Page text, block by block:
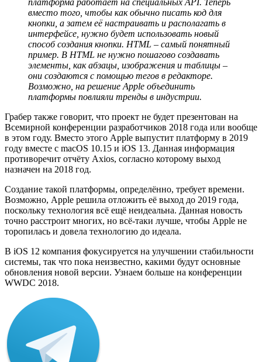
платформа работает на специальных API. Теперь
вместо того, чтобы как обычно писать код для
кнопки, а затем её настраивать и располагать в
интерфейсе, нужно будет использовать новый
способ создания кнопки. HTML – самый понятный
пример. В HTML не нужно пошагово создавать
элементы, как абзацы, изображения и таблицы –
они создаются с помощью тегов в редакторе.
Возможно, на решение Apple объединить
платформы повлияли тренды в индустрии.
Грабер также говорит, что проект не будет презентован на
Всемирной конференции разработчиков 2018 года или вообще
в этом году. Вместо этого Apple выпустит платформу в 2019
году вместе с macOS 10.15 и iOS 13. Данная информация
противоречит отчёту Axios, согласно которому выход
назначен на 2018 год.
Создание такой платформы, определённо, требует времени.
Возможно, Apple решила отложить её выход до 2019 года,
поскольку технология всё ещё неидеальна. Данная новость
точно расстроит многих, но всё-таки лучше, чтобы Apple не
торопилась и довела технологию до идеала.
В iOS 12 компания фокусируется на улучшении стабильности
системы, так что пока неизвестно, какими будут основные
обновления новой версии. Узнаем больше на конференции
WWDC 2018.